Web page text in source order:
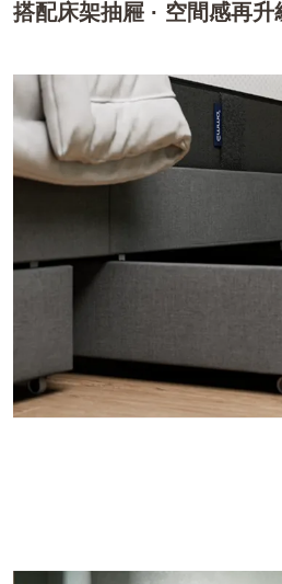
搭配床架抽屜 · 空間感再升